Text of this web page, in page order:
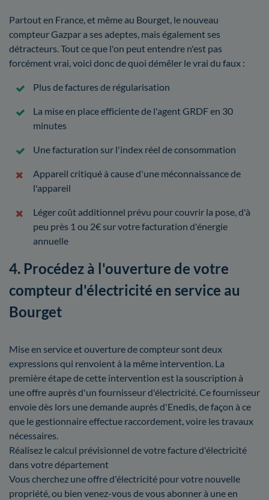
Partout en France, et même au Bourget, le nouveau
compteur Gazpar a ses adeptes, mais également ses
détracteurs. Tout ce que l'on peut entendre n'est pas
forcément vrai, voici donc de quoi démêler le vrai du faux :
Plus de factures de régularisation
La mise en place efficiente de l'agent GRDF en 30
minutes
Une facturation sur l'index réel de consommation
Appareil critiqué à cause d'une méconnaissance de
l'appareil
Léger coût additionnel prévu pour couvrir la pose, d'à
peu près 1 ou 2€ sur votre facturation d'énergie
annuelle
4. Procédez à l'ouverture de votre
compteur d'électricité en service au
Bourget
Mise en service et ouverture de compteur sont deux
expressions qui renvoient à la même intervention. La
première étape de cette intervention est la souscription à
une offre auprès d'un fournisseur d'électricité. Ce fournisseur
envoie dès lors une demande auprès d'Enedis, de façon à ce
que le gestionnaire effectue raccordement, voire les travaux
nécessaires.
Réalisez le calcul prévisionnel de votre facture d'électricité
dans votre département
Vous cherchez une offre d'électricité pour votre nouvelle
propriété, ou bien venez-vous de vous abonner à une en